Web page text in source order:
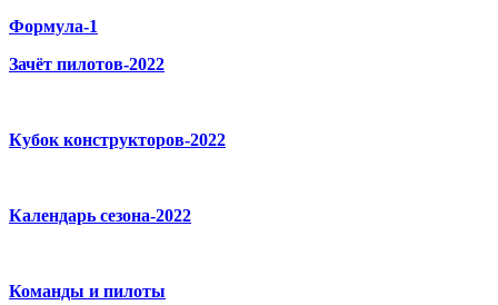
Формула-1
Зачёт пилотов-2022
Кубок конструкторов-2022
Календарь сезона-2022
Команды и пилоты